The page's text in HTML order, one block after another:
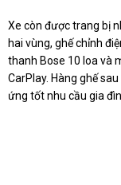
Xe còn được trang bị
hai vùng, ghế chỉnh
thanh Bose 10 loa và
CarPlay. Hàng ghế
ứng tốt nhu cầu gia